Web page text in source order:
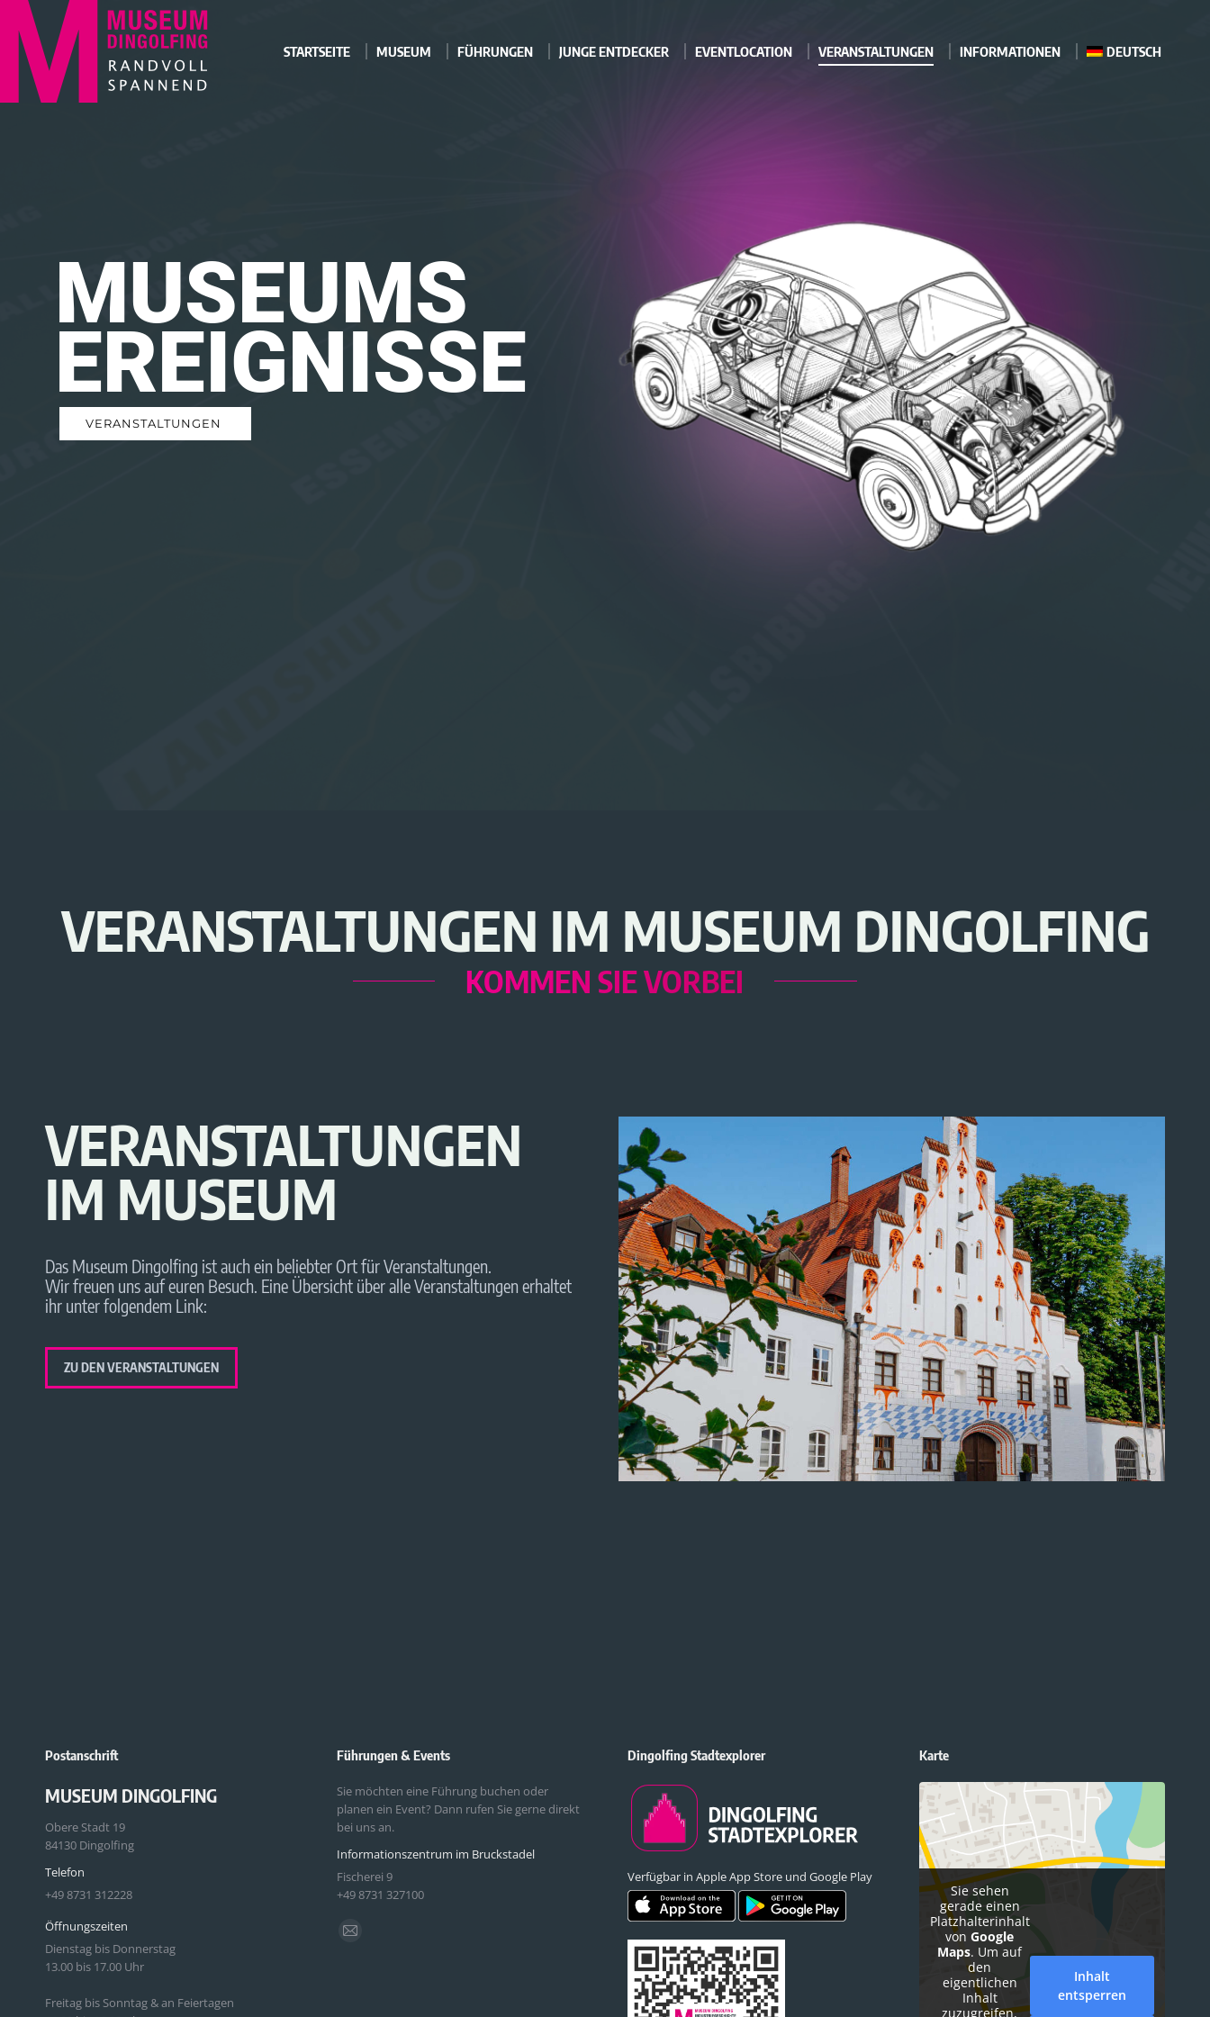
STARTSEITE MUSEUM FÜHRUNGEN JUNGE ENTDECKER EVENTLOCATION VERANSTALTUNGEN INFORMATIONEN DEUTSCH
MUSEUMS
EREIGNISSE
VERANSTALTUNGEN
VERANSTALTUNGEN IM MUSEUM DINGOLFING
KOMMEN SIE VORBEI
VERANSTALTUNGEN
IM MUSEUM
Das Museum Dingolfing ist auch ein beliebter Ort für Veranstaltungen.
Wir freuen uns auf euren Besuch. Eine Übersicht über alle Veranstaltungen erhaltet
ihr unter folgendem Link:
ZU DEN VERANSTALTUNGEN
Postanschrift
MUSEUM DINGOLFING
Obere Stadt 19
84130 Dingolfing
Telefon
+49 8731 312228
Öffnungszeiten
Dienstag bis Donnerstag
13.00 bis 17.00 Uhr
Freitag bis Sonntag & an Feiertagen
Führungen & Events
Sie möchten eine Führung buchen oder
planen ein Event? Dann rufen Sie gerne direkt
bei uns an.
Informationszentrum im Bruckstadel
Fischerei 9
+49 8731 327100
Finden Sie uns auf:
E-
Dingolfing Stadtexplorer
Verfügbar in Apple App Store und Google Play
Karte
Sie sehen
gerade einen
Platzhalterinhalt
vonGoogle
Maps. Um auf
den
eigentlichen
Inhalt
zuzugreifen,
Inhalt
entsperren